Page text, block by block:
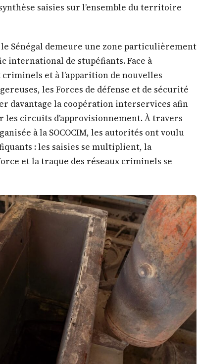
saisies sur l’ensemble du territoire
Sénégal demeure une zone particulièrement
international de stupéfiants. Face à
et à l’apparition de nouvelles
les Forces de défense et de sécurité
davantage la coopération interservices afin
les circuits d’approvisionnement. À travers
à la SOCOCIM, les autorités ont voulu
: les saisies se multiplient, la
et la traque des réseaux criminels se